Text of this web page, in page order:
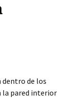
de los
la pared interior